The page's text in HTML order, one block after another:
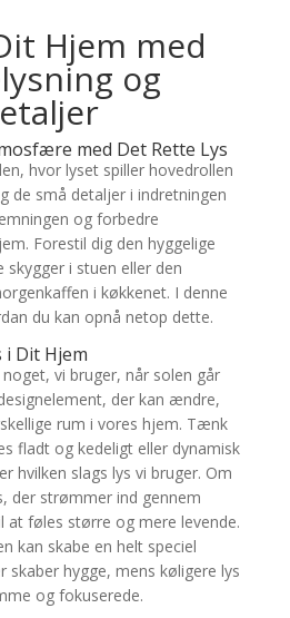
Hjem med
og
med Det Rette Lys
hvor lyset spiller hovedrollen
de små detaljer i indretningen
og forbedre
Forestil dig den hyggelige
i stuen eller den
i køkkenet. I denne
du kan opnå netop dette.
i Dit Hjem
vi bruger, når solen går
der kan ændre,
rum i vores hjem. Tænk
fladt og kedeligt eller dynamisk
hvilken slags lys vi bruger. Om
der strømmer ind gennem
at føles større og mere levende.
kan skabe en helt speciel
skaber hygge, mens køligere lys
og fokuserede.